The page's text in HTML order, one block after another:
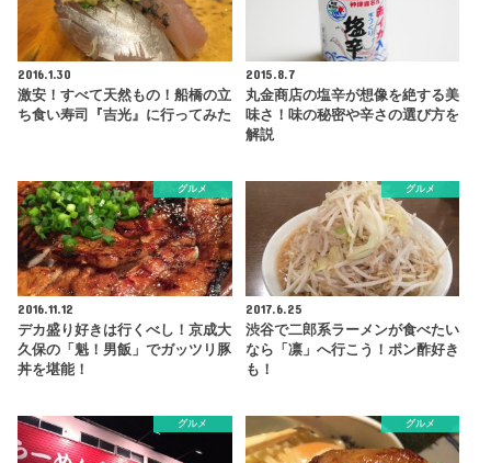
2016.1.30
激安！すべて天然もの！船橋の立
ち食い寿司『吉光』に行ってみた
2015.8.7
丸金商店の塩辛が想像を絶する美
味さ！味の秘密や辛さの選び方を
解説
グルメ
2016.11.12
デカ盛り好きは行くべし！京成大
久保の「魁！男飯」でガッツリ豚
丼を堪能！
グルメ
2017.6.25
渋谷で二郎系ラーメンが食べたい
なら「凛」へ行こう！ポン酢好き
も！
グルメ グルメ